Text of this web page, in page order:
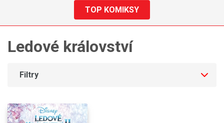
TOP KOMIKSY
Ledové království
Filtry